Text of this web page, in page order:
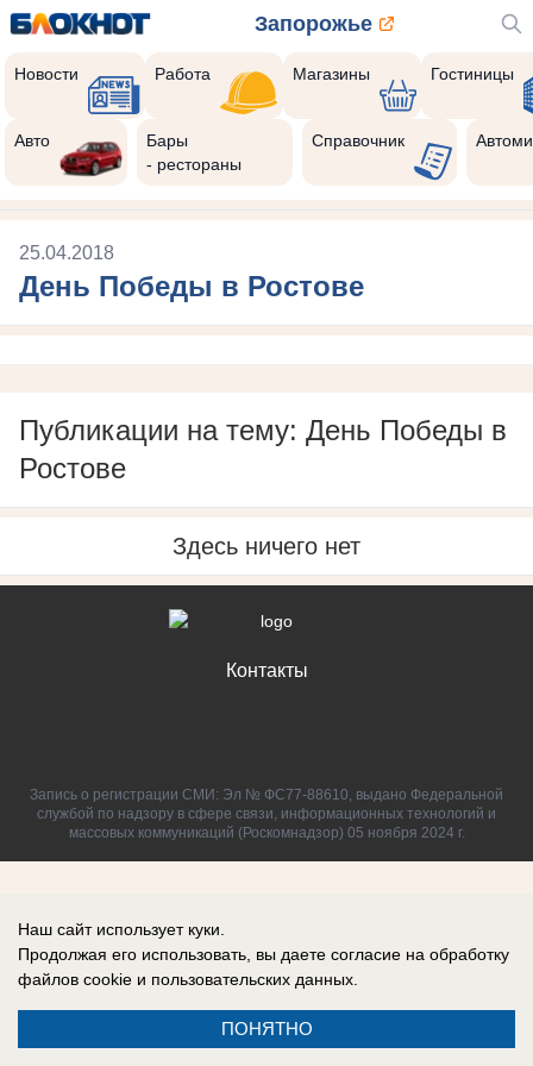
Запорожье
Новости Работа Магазины Гостиницы
Авто
Бары
- рестораны
Справочник
25.04.2018
День Победы в Ростове
Публикации на тему: День Победы в
Ростове
Здесь ничего нет
Контакты
Запись о регистрации СМИ: Эл № ФС77-88610, выдано Федеральной
службой по надзору в сфере связи, информационных технологий и
массовых коммуникаций (Роскомнадзор) 05 ноября 2024 г.
Наш сайт использует куки.
Продолжая его использовать, вы даете согласие на обработку
файлов cookie и пользовательских данных.
ПОНЯТНО